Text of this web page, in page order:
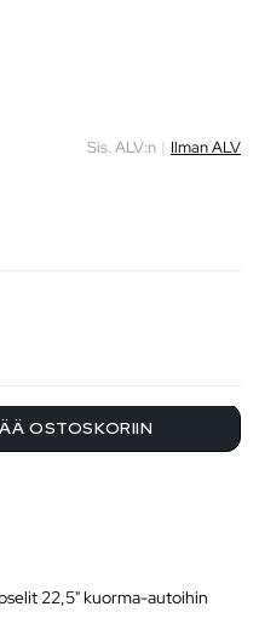
Sis. ALV:n | Ilman ALV
OSTOSKORIIN
22,5" kuorma-autoihin